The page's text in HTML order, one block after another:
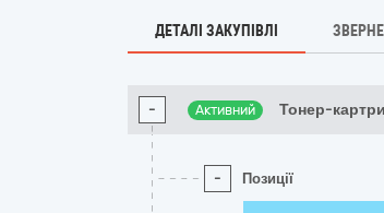
ДЕТАЛІ ЗАКУПІВЛІ
- Активний Тонер-
- Позиції